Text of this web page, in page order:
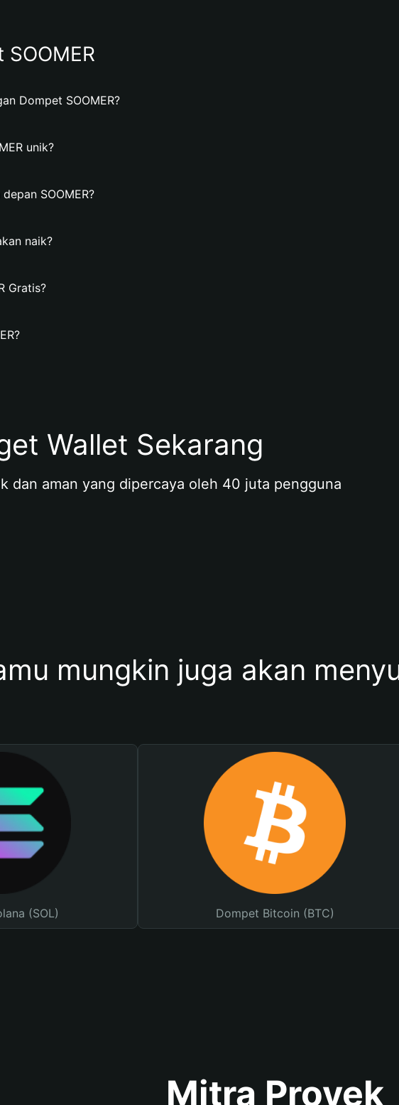
Dompet SOOMER?
unik?
SOOMER?
naik?
Gratis?
Wallet Sekarang
dan aman yang dipercaya oleh 40 juta pengguna
mungkin juga akan
(SOL) Dompet Bitcoin (BTC)
Mitra Proyek